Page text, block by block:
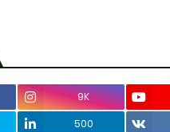
9K
500